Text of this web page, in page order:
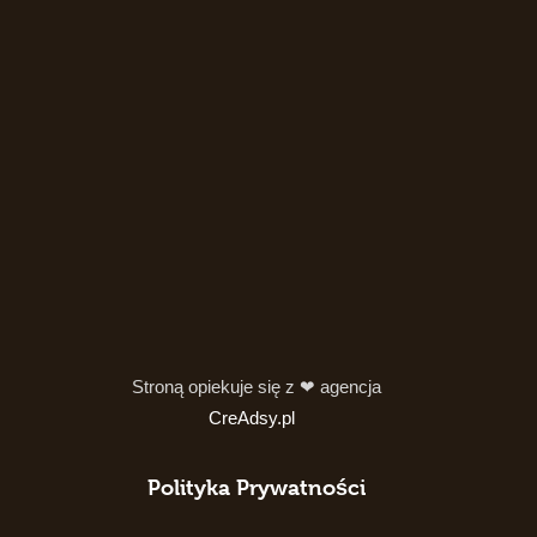
Stroną opiekuje się z ❤ agencja
CreAdsy.pl
Polityka Prywatności